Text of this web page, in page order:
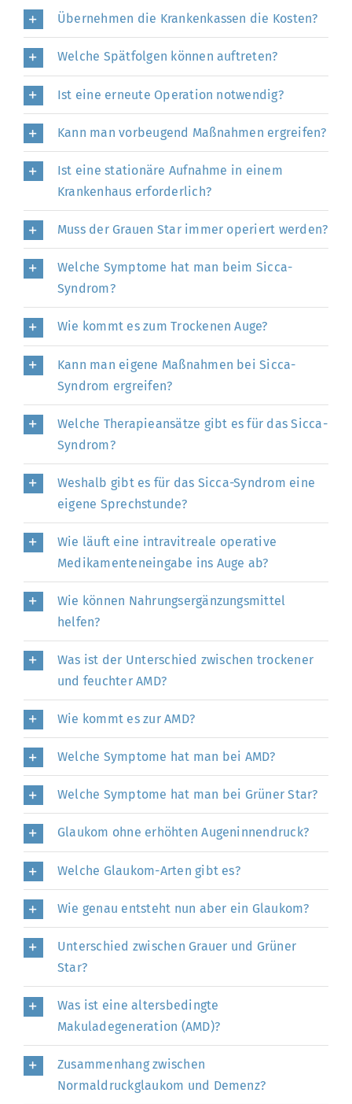
Übernehmen die Krankenkassen die Kosten?
Welche Spätfolgen können auftreten?
Ist eine erneute Operation notwendig?
Kann man vorbeugend Maßnahmen ergreifen?
Ist eine stationäre Aufnahme in einem
Krankenhaus erforderlich?
Muss der Grauen Star immer operiert werden?
Welche Symptome hat man beim Sicca-
Syndrom?
Wie kommt es zum Trockenen Auge?
Kann man eigene Maßnahmen bei Sicca-
Syndrom ergreifen?
Welche Therapieansätze gibt es für das Sicca-
Syndrom?
Weshalb gibt es für das Sicca-Syndrom eine
eigene Sprechstunde?
Wie läuft eine intravitreale operative
Medikamenteneingabe ins Auge ab?
Wie können Nahrungsergänzungsmittel
helfen?
Was ist der Unterschied zwischen trockener
und feuchter AMD?
Wie kommt es zur AMD?
Welche Symptome hat man bei AMD?
Welche Symptome hat man bei Grüner Star?
Glaukom ohne erhöhten Augeninnendruck?
Welche Glaukom-Arten gibt es?
Wie genau entsteht nun aber ein Glaukom?
Unterschied zwischen Grauer und Grüner
Star?
Was ist eine altersbedingte
Makuladegeneration (AMD)?
Zusammenhang zwischen
Normaldruckglaukom und Demenz?